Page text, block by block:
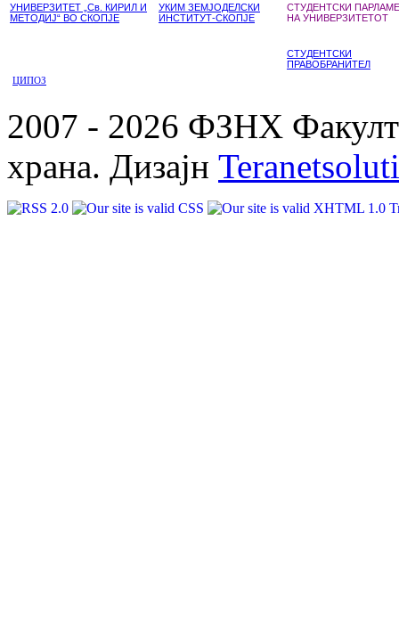
УНИВЕРЗИТЕТ „Св. КИРИЛ И
МЕТОДИЈ“ ВО СКОПЈЕ
УКИМ ЗЕМЈОДЕЛСКИ
ИНСТИТУТ-СКОПЈЕ
СТУДЕНТСКИ
НА УНИВЕРЗИТЕТОТ
СТУДЕНТСКИ
ПРАВОБРАНИТЕЛ
ЦИПОЗ
2007 - 2026 ФЗНХ
храна. Дизајн